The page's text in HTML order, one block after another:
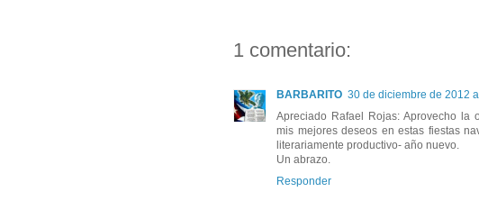
1 comentario:
BARBARITO 30 de diciembre de 2012
Apreciado Rafael Rojas: Aprovecho la
mis mejores deseos en estas fiestas
literariamente productivo- año nuevo.
Un abrazo.
Responder